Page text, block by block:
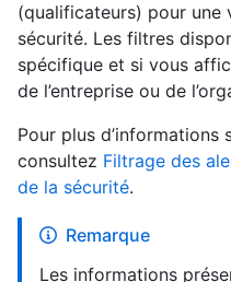
(qualificateurs) pour une
sécurité. Les filtres
spécifique et si vous
de l’entreprise ou de
Pour plus d’informations
consultez Filtrage des
de la sécurité.
Remarque
Les informations